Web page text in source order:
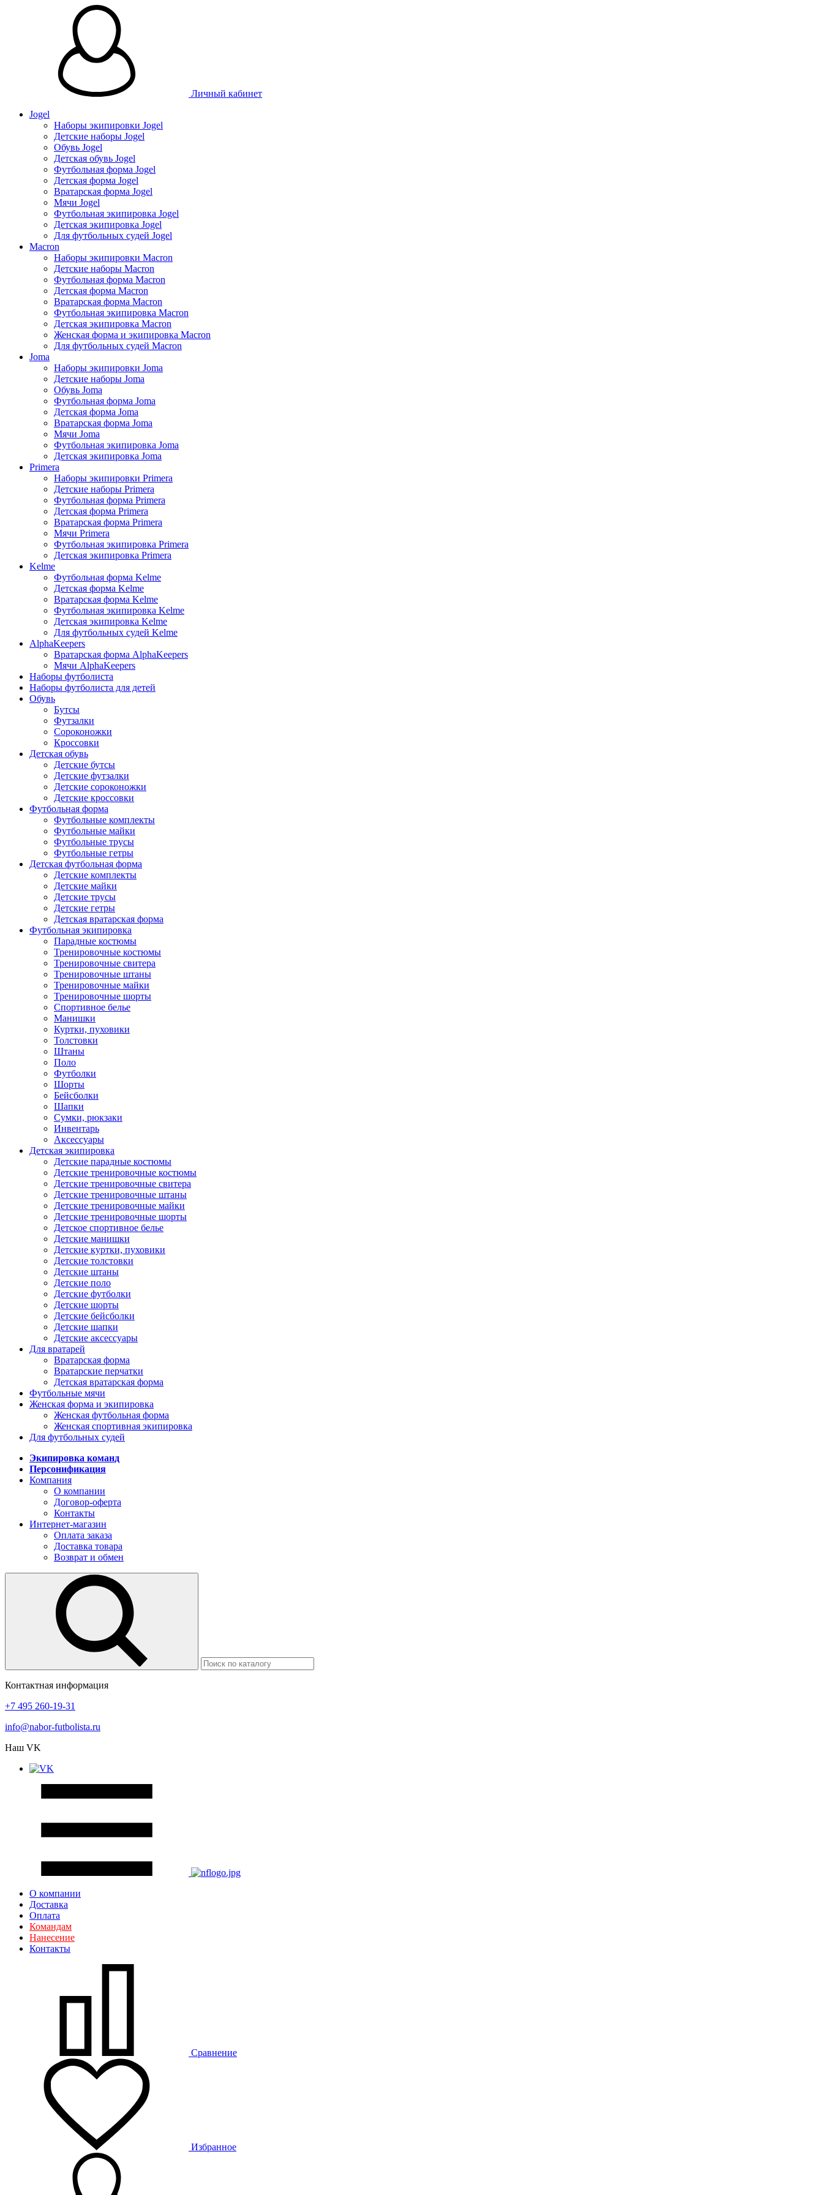
Личный кабинет
Jogel
Наборы экипировки Jogel
Детские наборы Jogel
Обувь Jogel
Детская обувь Jogel
Футбольная форма Jogel
Детская форма Jogel
Вратарская форма Jogel
Мячи Jogel
Футбольная экипировка Jogel
Детская экипировка Jogel
Для футбольных судей Jogel
Macron
Наборы экипировки Macron
Детские наборы Macron
Футбольная форма Macron
Детская форма Macron
Вратарская форма Macron
Футбольная экипировка Macron
Детская экипировка Macron
Женская форма и экипировка Macron
Для футбольных судей Macron
Joma
Наборы экипировки Joma
Детские наборы Joma
Обувь Joma
Футбольная форма Joma
Детская форма Joma
Вратарская форма Joma
Мячи Joma
Футбольная экипировка Joma
Детская экипировка Joma
Primera
Наборы экипировки Primera
Детские наборы Primera
Футбольная форма Primera
Детская форма Primera
Вратарская форма Primera
Мячи Primera
Футбольная экипировка Primera
Детская экипировка Primera
Kelme
Футбольная форма Kelme
Детская форма Kelme
Вратарская форма Kelme
Футбольная экипировка Kelme
Детская экипировка Kelme
Для футбольных судей Kelme
AlphaKeepers
Вратарская форма AlphaKeepers
Мячи AlphaKeepers
Наборы футболиста
Наборы футболиста для детей
Обувь
Бутсы
Футзалки
Сороконожки
Кроссовки
Детская обувь
Детские бутсы
Детские футзалки
Детские сороконожки
Детские кроссовки
Футбольная форма
Футбольные комплекты
Футбольные майки
Футбольные трусы
Футбольные гетры
Детская футбольная форма
Детские комплекты
Детские майки
Детские трусы
Детские гетры
Детская вратарская форма
Футбольная экипировка
Парадные костюмы
Тренировочные костюмы
Тренировочные свитера
Тренировочные штаны
Тренировочные майки
Тренировочные шорты
Спортивное белье
Манишки
Куртки, пуховики
Толстовки
Штаны
Поло
Футболки
Шорты
Бейсболки
Шапки
Сумки, рюкзаки
Инвентарь
Аксессуары
Детская экипировка
Детские парадные костюмы
Детские тренировочные костюмы
Детские тренировочные свитера
Детские тренировочные штаны
Детские тренировочные майки
Детские тренировочные шорты
Детское спортивное белье
Детские манишки
Детские куртки, пуховики
Детские толстовки
Детские штаны
Детские поло
Детские футболки
Детские шорты
Детские бейсболки
Детские шапки
Детские аксессуары
Для вратарей
Вратарская форма
Вратарские перчатки
Детская вратарская форма
Футбольные мячи
Женская форма и экипировка
Женская футбольная форма
Женская спортивная экипировка
Для футбольных судей
Экипировка команд
Персонификация
Компания
О компании
Договор-оферта
Контакты
Интернет-магазин
Оплата заказа
Доставка товара
Возврат и обмен
Контактная информация
+7 495 260-19-31
info@nabor-futbolista.ru
Наш VK
О компании
Доставка
Оплата
Командам
Нанесение
Контакты
Сравнение
Избранное